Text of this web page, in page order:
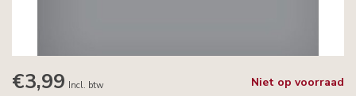
€3,99 Incl. btw Niet op voorraad